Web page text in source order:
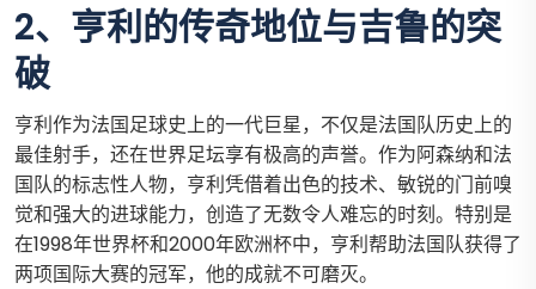
2、亨利的传奇地位与吉鲁的突
破
亨利作为法国足球史上的一代巨星，不仅是法国队历史上的
最佳射手，还在世界足坛享有极高的声誉。作为阿森纳和法
国队的标志性人物，亨利凭借着出色的技术、敏锐的门前嗅
觉和强大的进球能力，创造了无数令人难忘的时刻。特别是
在1998年世界杯和2000年欧洲杯中，亨利帮助法国队获得了
两项国际大赛的冠军，他的成就不可磨灭。